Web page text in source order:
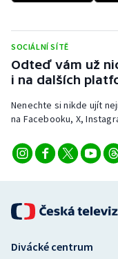
SOCIÁLNÍ SÍTĚ
Odteď vám už
i na dalších
Nenechte si nikde ujít
na Facebooku, X,
Divácké centrum